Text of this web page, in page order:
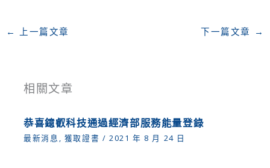
← 上一篇文章 下一篇文章 →
相關文章
恭喜鐿叡科技通過經濟部服務能量登錄
最新消息 , 獲取證書 / 2021 年 8 月 24 日